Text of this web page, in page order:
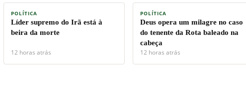
POLÍTICA
Líder supremo do Irã está à
beira da morte
12 horas atrás
POLÍTICA
Deus opera um milagre no caso
do tenente da Rota baleado na
cabeça
12 horas atrás